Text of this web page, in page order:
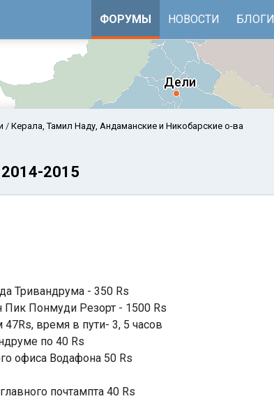
ФОРУМЫ НОВОСТИ БЛОГИ
Керала, Тамил Наду, Андаманские и Никобарские о-ва
2014-2015
Тривандрума - 350 Rs
Пик Понмуди Резорт - 1500 Rs
время в пути- 3, 5 часов
по 40 Rs
офиса Водафона 50 Rs
почтампта 40 Rs